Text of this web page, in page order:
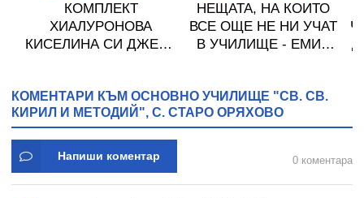
КОМПЛЕКТ
ХИАЛУРОНОВА
КИСЕЛИНА СИ ДЖЕЛИ
НЕЩАТА, НА КОИТО
ВСЕ ОЩЕ НЕ НИ УЧАТ
В УЧИЛИЩЕ - ЕМИЛ
КОМЕНТАРИ КЪМ ОСНОВНО УЧИЛИЩЕ "СВ. СВ.
КИРИЛ И МЕТОДИЙ", С. СТАРО ОРЯХОВО
Напиши коментар 0 коментара